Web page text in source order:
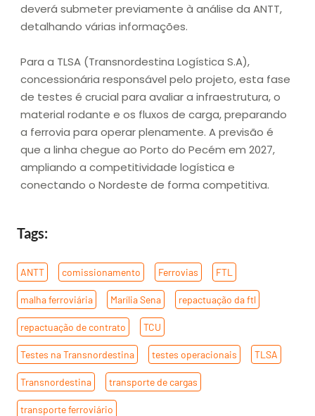
deverá submeter previamente à análise da ANTT,
detalhando várias informações.
Para a TLSA (Transnordestina Logística S.A),
concessionária responsável pelo projeto, esta fase
de testes é crucial para avaliar a infraestrutura, o
material rodante e os fluxos de carga, preparando
a ferrovia para operar plenamente. A previsão é
que a linha chegue ao Porto do Pecém em 2027,
ampliando a competitividade logística e
conectando o Nordeste de forma competitiva.
Tags:
ANTT comissionamento Ferrovias FTL
malha ferroviária Marília Sena repactuação da ftl
repactuação de contrato TCU
Testes na Transnordestina testes operacionais TLSA
Transnordestina transporte de cargas
transporte ferroviário